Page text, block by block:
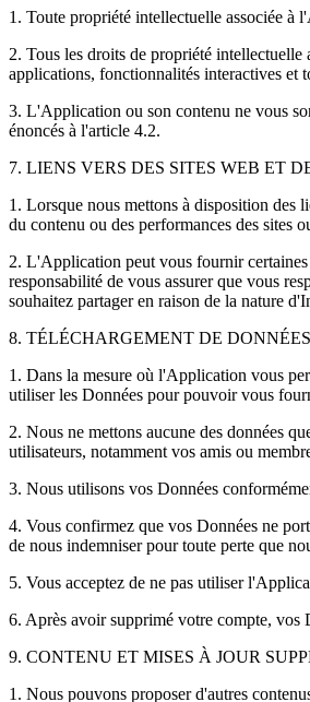
1. Toute propriété intellectuelle associée à
2. Tous les droits de propriété
applications, fonctionnalités interactives et
3. L'Application ou son contenu ne vous
énoncés à l'article 4.2.
7. LIENS VERS DES SITES WEB ET
1. Lorsque nous mettons à disposition des
du contenu ou des performances des sites
2. L'Application peut vous fournir certaines
responsabilité de vous assurer que vous
souhaitez partager en raison de la nature
8. TÉLÉCHARGEMENT DE DONNÉES
1. Dans la mesure où l'Application vous
utiliser les Données pour pouvoir vous
2. Nous ne mettons aucune des données
utilisateurs, notamment vos amis ou
3. Nous utilisons vos Données
4. Vous confirmez que vos Données ne
de nous indemniser pour toute perte que
5. Vous acceptez de ne pas utiliser
6. Après avoir supprimé votre compte, vos
9. CONTENU ET MISES À JOUR
1. Nous pouvons proposer d'autres